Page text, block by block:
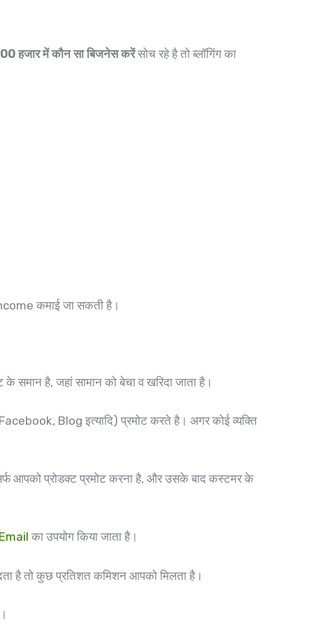
हजार में कौन सा बिजनेस करेंसोच रहे है तो ब्लॉगिंग का
कमाई जा सकती है।
है, जहां सामान को बेचा व खरिदा जाता है।
Blog इत्यादि) प्रमोट करते है। अगर कोई व्यक्ति
आपको प्रोडक्ट प्रमोट करना है, और उसके बाद कस्टमर के
Email का उपयोग किया जाता है।
है तो कुछ प्रतिशत कमिशन आपको मिलता है।